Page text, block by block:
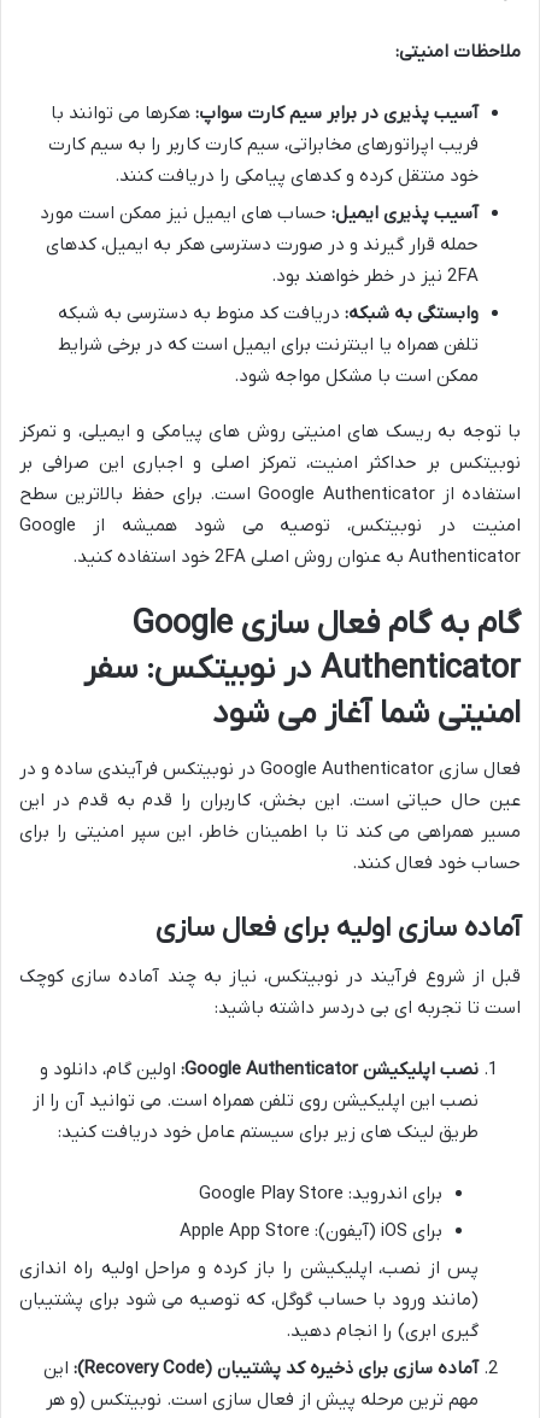
ملاحظات امنیتی:
آسیب پذیری در برابر سیم کارت سواپ: هکرها می توانند با
فریب اپراتورهای مخابراتی، سیم کارت کاربر را به سیم کارت
خود منتقل کرده و کدهای پیامکی را دریافت کنند.
آسیب پذیری ایمیل: حساب های ایمیل نیز ممکن است مورد
حمله قرار گیرند و در صورت دسترسی هکر به ایمیل، کدهای
2FA نیز در خطر خواهند بود.
وابستگی به شبکه: دریافت کد منوط به دسترسی به شبکه
تلفن همراه یا اینترنت برای ایمیل است که در برخی شرایط
ممکن است با مشکل مواجه شود.
با توجه به ریسک های امنیتی روش های پیامکی و ایمیلی، و تمرکز
نوبیتکس بر حداکثر امنیت، تمرکز اصلی و اجباری این صرافی بر
استفاده از Google Authenticator است. برای حفظ بالاترین سطح
امنیت در نوبیتکس، توصیه می شود همیشه از Google
Authenticator به عنوان روش اصلی 2FA خود استفاده کنید.
گام به گام فعال سازی Google
Authenticator در نوبیتکس: سفر
امنیتی شما آغاز می شود
فعال سازی Google Authenticator در نوبیتکس فرآیندی ساده و در
عین حال حیاتی است. این بخش، کاربران را قدم به قدم در این
مسیر همراهی می کند تا با اطمینان خاطر، این سپر امنیتی را برای
حساب خود فعال کنند.
آماده سازی اولیه برای فعال سازی
قبل از شروع فرآیند در نوبیتکس، نیاز به چند آماده سازی کوچک
است تا تجربه ای بی دردسر داشته باشید:
نصب اپلیکیشن Google Authenticator:
اولین گام، دانلود و
نصب این اپلیکیشن روی تلفن همراه است. می توانید آن را از
طریق لینک های زیر برای سیستم عامل خود دریافت کنید:
برای اندروید: Google Play Store
برای iOS (آیفون): Apple App Store
پس از نصب، اپلیکیشن را باز کرده و مراحل اولیه راه اندازی
(مانند ورود با حساب گوگل، که توصیه می شود برای پشتیبان
گیری ابری) را انجام دهید.
آماده سازی برای ذخیره کد پشتیبان (Recovery Code):
این
مهم ترین مرحله پیش از فعال سازی است. نوبیتکس (و هر